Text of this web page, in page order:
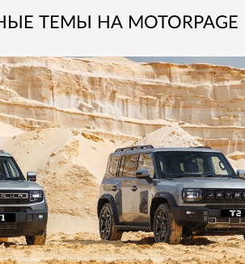
ТЕМЫ НА MOTORPAGE
ТЕСТ